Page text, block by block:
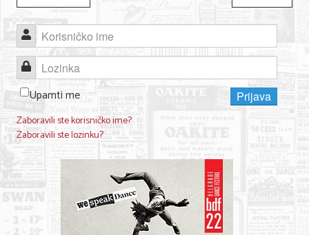
Korisničko ime
Lozinka
Upamti me
Prijava
Zaboravili ste korisničko ime?
Zaboravili ste lozinku?